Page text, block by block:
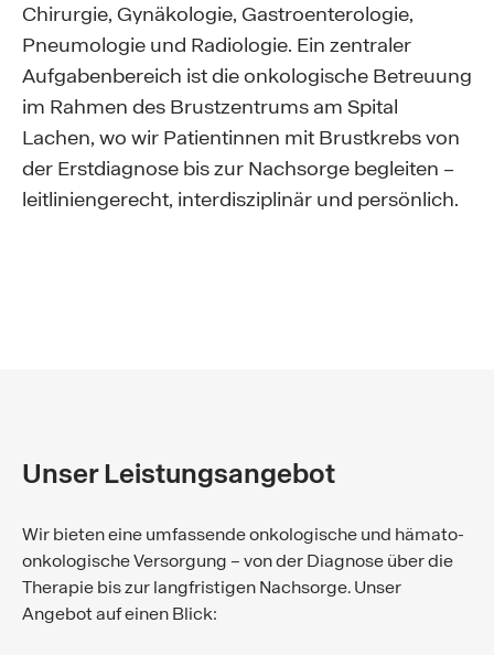
Chirurgie, Gynäkologie, Gastroenterologie,
Pneumologie und Radiologie. Ein zentraler
Aufgabenbereich ist die onkologische Betreuung
im Rahmen des Brustzentrums am Spital
Lachen, wo wir Patientinnen mit Brustkrebs von
der Erstdiagnose bis zur Nachsorge begleiten –
leitliniengerecht, interdisziplinär und persönlich.
Unser Leistungsangebot
Wir bieten eine umfassende onkologische und hämato-
onkologische Versorgung – von der Diagnose über die
Therapie bis zur langfristigen Nachsorge. Unser
Angebot auf einen Blick: